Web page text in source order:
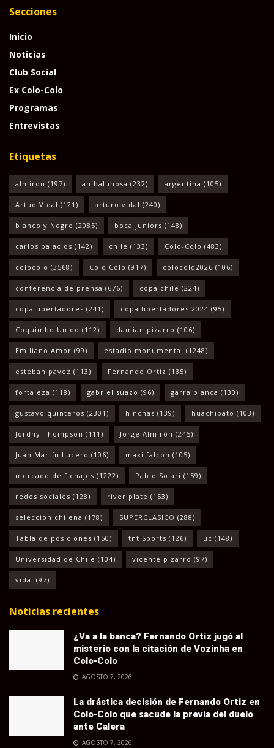
Secciones
Inicio
Noticias
Club Social
Ex Colo-Colo
Programas
Entrevistas
Etiquetas
almiron (197) anibal mosa (232) argentina (105)
Artuo Vidal (121) arturo vidal (240)
blanco y Negro (2085) boca juniors (148)
carlos palacios (142) chile (133) Colo-Colo (483)
colocolo (3568) Colo Colo (917) colocolo2026 (106)
conferencia de prensa (676) copa chile (224)
copa libertadores (241) copa libertadores 2024 (95)
Coquimbo Unido (112) damian pizarro (106)
Emiliano Amor (99) estadio monumental (1248)
esteban pavez (113) Fernando Ortiz (135)
fortaleza (118) gabriel suazo (96) garra blanca (130)
gustavo quinteros (2301) hinchas (139) huachipato (103)
Jordhy Thompson (111) Jorge Almirón (245)
Juan Martín Lucero (106) maxi falcon (105)
mercado de fichajes (1222) Pablo Solari (159)
redes sociales (128) river plate (153)
seleccion chilena (178) SUPERCLASICO (288)
Tabla de posiciones (150) tnt Sports (126) uc (148)
Universidad de Chile (104) vicente pizarro (97)
vidal (97)
Noticias recientes
¿Va a la banca? Fernando Ortiz jugó al
misterio con la citación de Vozinha en
Colo-Colo
AGOSTO 7, 2026
La drástica decisión de Fernando Ortiz en
Colo-Colo que sacude la previa del duelo
ante Calera
AGOSTO 7, 2026